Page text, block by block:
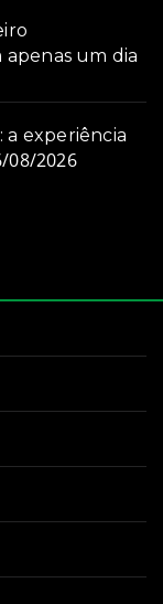
um dia
experiência
08/2026